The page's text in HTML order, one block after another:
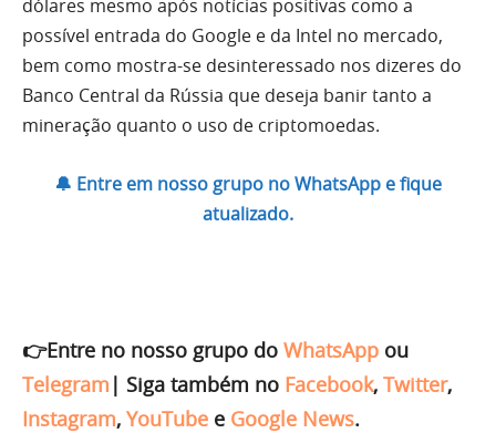
dólares mesmo após notícias positivas como a
possível entrada do Google e da Intel no mercado,
bem como mostra-se desinteressado nos dizeres do
Banco Central da Rússia que deseja banir tanto a
mineração quanto o uso de criptomoedas.
🔔 Entre em nosso grupo no WhatsApp e fique
atualizado.
👉Entre no nosso grupo do WhatsApp ou
Telegram | Siga também no Facebook, Twitter,
Instagram, YouTube e Google News.